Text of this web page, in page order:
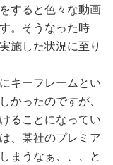
すると色々な動画
。そうなった時
施した状況に至り
キーフレームとい
かったのですが、
ることになってい
、某社のプレミア
まうなぁ、、、と